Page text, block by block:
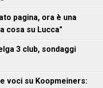
pagina, ora è una
cosa su Lucca"
3 club, sondaggi
voci su Koopmeiners: